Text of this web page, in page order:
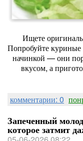
Ищете
Попробуйте
начинкой — они
вкусом, а
комментарии: 0
Запеченный
которое затмит